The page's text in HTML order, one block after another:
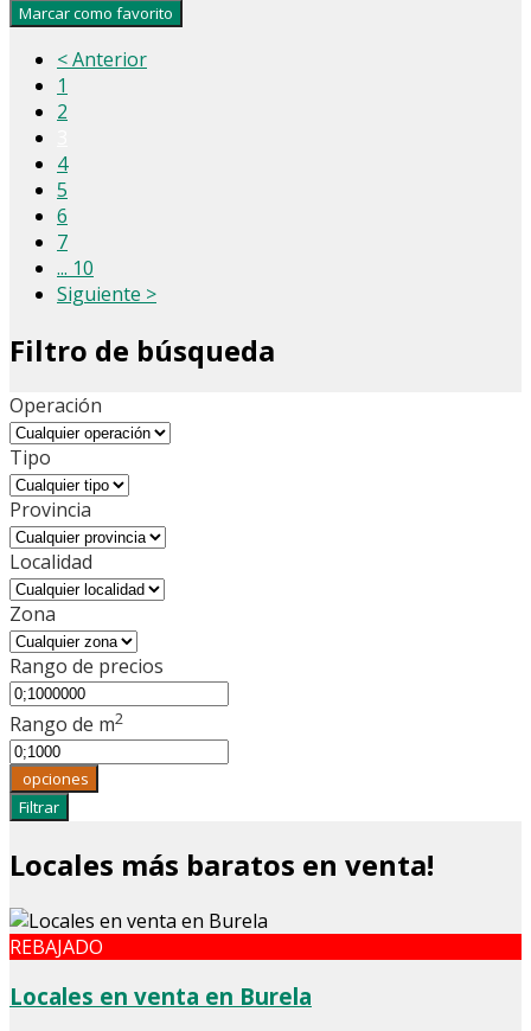
Marcar como favorito
< Anterior
1
2
4
5
6
7
... 10
Siguiente >
Filtro de búsqueda
Operación
Tipo
Provincia
Localidad
Zona
Rango de precios
Rango de m2
opciones
Filtrar
Locales más baratos en venta!
REBAJADO
Locales en venta en Burela